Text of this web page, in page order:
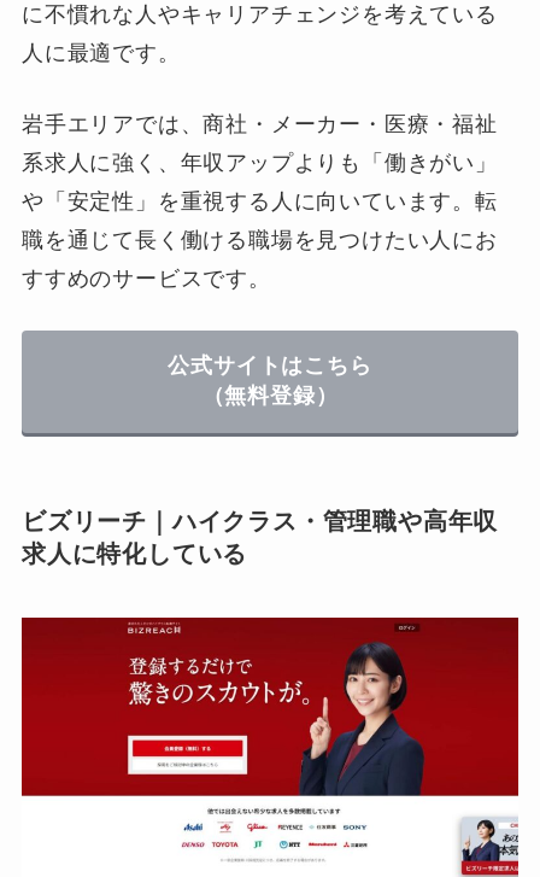
に不慣れな人やキャリアチェンジを考えている
人に最適です。
岩手エリアでは、商社・メーカー・医療・福祉
系求人に強く、年収アップよりも「働きがい」
や「安定性」を重視する人に向いています。転
職を通じて長く働ける職場を見つけたい人にお
すすめのサービスです。
公式サイトはこちら
（無料登録）
ビズリーチ｜ハイクラス・管理職や高年収
求人に特化している